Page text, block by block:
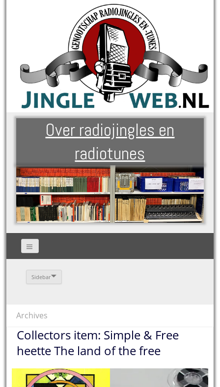
Over radiojingles en
radiotunes
Sidebar
Archives
Collectors item: Simple & Free
heette The land of the free